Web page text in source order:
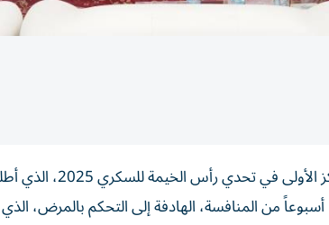
خطف فائزون من
الفحص البدني للرجال والنساء. بعد 12 أسبوعاً من المنافسة، الهادفة إلى